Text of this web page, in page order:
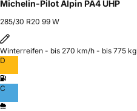
Michelin-Pilot Alpin PA4 UHP
285/30 R20 99 W
Winterreifen - bis 270 km/h - bis 775 kg
D
C